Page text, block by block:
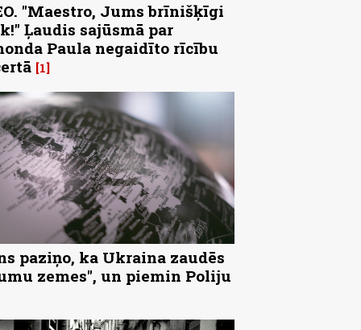
"Maestro, Jums brīnišķīgi
Ļaudis sajūsmā par
Paula negaidīto rīcību
1
paziņo, ka Ukraina zaudēs
zemes", un piemin Poliju